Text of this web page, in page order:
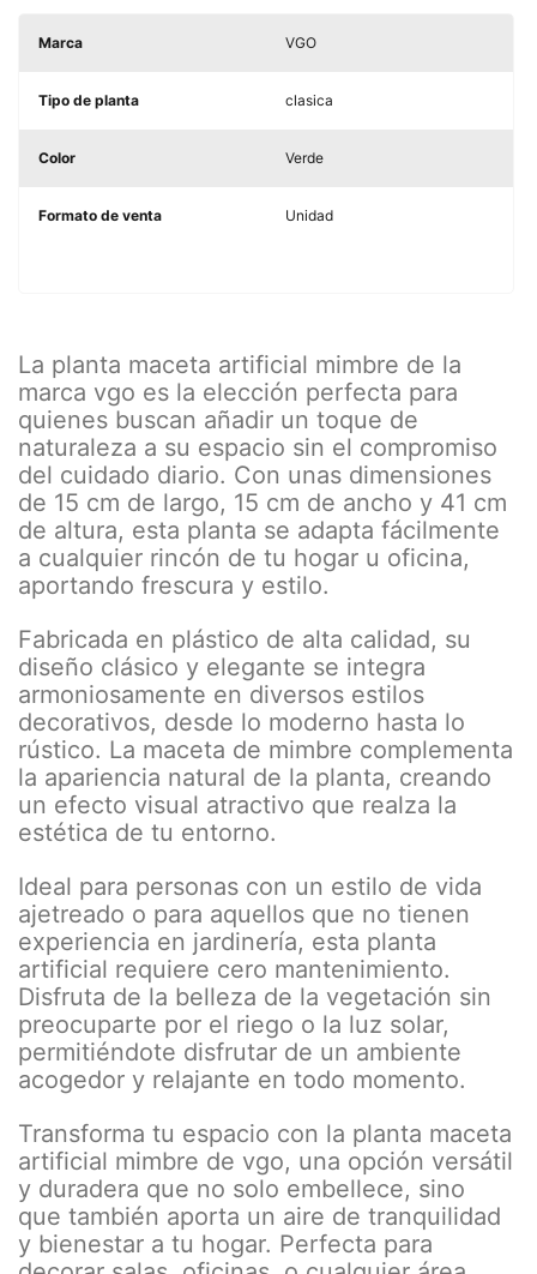
Marca VGO
Tipo de planta clasica
Color Verde
Formato de venta Unidad
La planta maceta artificial mimbre de la
marca vgo es la elección perfecta para
quienes buscan añadir un toque de
naturaleza a su espacio sin el compromiso
del cuidado diario. Con unas dimensiones
de 15 cm de largo, 15 cm de ancho y 41 cm
de altura, esta planta se adapta fácilmente
a cualquier rincón de tu hogar u oficina,
aportando frescura y estilo.
Fabricada en plástico de alta calidad, su
diseño clásico y elegante se integra
armoniosamente en diversos estilos
decorativos, desde lo moderno hasta lo
rústico. La maceta de mimbre complementa
la apariencia natural de la planta, creando
un efecto visual atractivo que realza la
estética de tu entorno.
Ideal para personas con un estilo de vida
ajetreado o para aquellos que no tienen
experiencia en jardinería, esta planta
artificial requiere cero mantenimiento.
Disfruta de la belleza de la vegetación sin
preocuparte por el riego o la luz solar,
permitiéndote disfrutar de un ambiente
acogedor y relajante en todo momento.
Transforma tu espacio con la planta maceta
artificial mimbre de vgo, una opción versátil
y duradera que no solo embellece, sino
que también aporta un aire de tranquilidad
y bienestar a tu hogar. Perfecta para